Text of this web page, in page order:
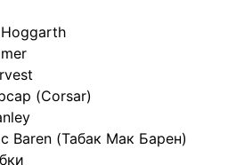
(Corsar)
Baren (Табак Мак Барен)